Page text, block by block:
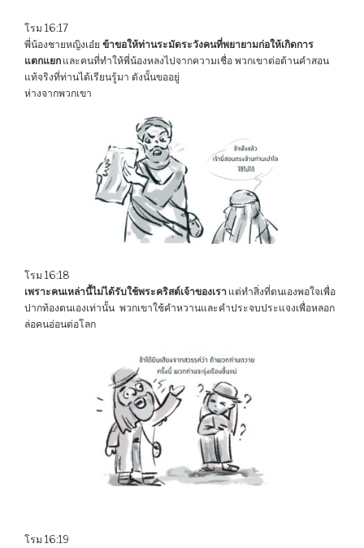
โรม 16:17
พี่น้องชายหญิงเอ๋ย ข้าขอให้ท่านระมัดระวังคนที่พยายามก่อให้เกิดการ
แตกแยก และคนที่ทำให้พี่น้องหลงไปจากความเชื่อ พวกเขาต่อต้านคำสอน
แท้จริงที่ท่านได้เรียนรู้มา ดังนั้นขออยู่
ห่างจากพวกเขา
โรม 16:18
เพราะคนเหล่านี้ไม่ได้รับใช้พระคริสต์เจ้าของเรา แต่ทำสิ่งที่ตนเองพอใจเพื่อ
ปากท้องตนเองเท่านั้น พวกเขาใช้คำหวานและคำประจบประแจงเพื่อหลอก
ล่อคนอ่อนต่อโลก
โรม 16:19